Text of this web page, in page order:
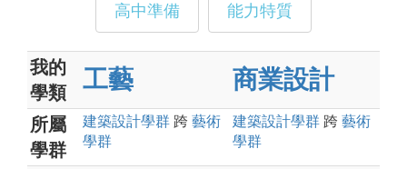
高中準備 能力特質
我的
學類
工藝 商業設計
所屬
學群
建築設計學群 跨 藝術
學群
建築設計學群 跨 藝術
學群